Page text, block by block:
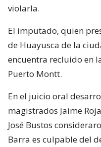
violarla.
El imputado, quien
de Huayusca de la
encuentra recluido en
Puerto Montt.
En el juicio oral
magistrados Jaime
José Bustos
Barra es culpable del